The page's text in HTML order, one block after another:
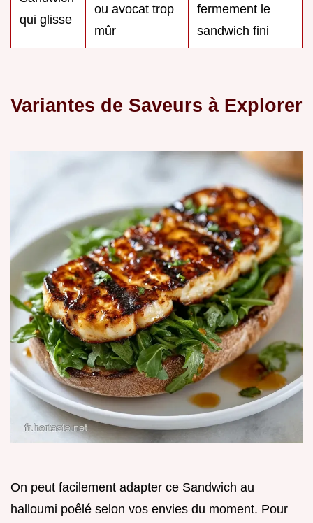
qui glisse
ou avocat trop
mûr
fermement le
sandwich fini
Variantes de Saveurs à Explorer
On peut facilement adapter ce Sandwich au
halloumi poêlé selon vos envies du moment. Pour